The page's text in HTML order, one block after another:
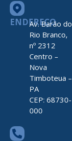
ENDEREÇO
Av. Barão do
Rio Branco,
nº 2312
Centro –
Nova
Timboteua –
PA
CEP: 68730-
000